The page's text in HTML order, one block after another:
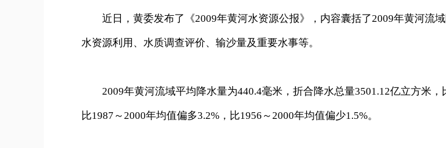
近日，黄委发布了《2009年黄河水资源公报》，内容囊括了2009年黄河流域
水资源利用、水质调查评价、输沙量及重要水事等。
2009年黄河流域平均降水量为440.4毫米，折合降水总量3501.12亿立方米，
比1987～2000年均值偏多3.2%，比1956～2000年均值偏少1.5%。